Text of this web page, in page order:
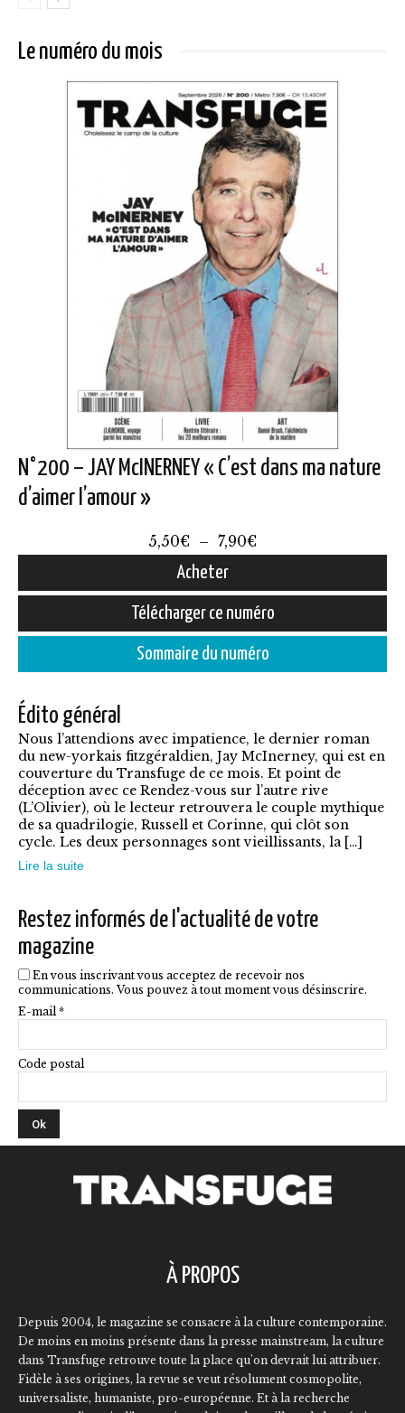
Le numéro du mois
N°200 – JAY McINERNEY « C’est dans ma nature
d’aimer l’amour »
5,50€ – 7,90€
prix :
5,50€
à
7,90€
Acheter
produit
variations.
Les
options
peuvent
être
choisies
la
page
du
produit
Télécharger ce numéro
Sommaire du numéro
Édito général
Nous l’attendions avec impatience, le dernier roman
du new-yorkais fitzgéraldien, Jay McInerney, qui est en
couverture du Transfuge de ce mois. Et point de
déception avec ce Rendez-vous sur l’autre rive
(L’Olivier), où le lecteur retrouvera le couple mythique
de sa quadrilogie, Russell et Corinne, qui clôt son
cycle. Les deux personnages sont vieillissants, la […]
Lire la suite
Restez informés de l'actualité de votre
magazine
En vous inscrivant vous acceptez de recevoir nos
communications. Vous pouvez à tout moment vous désinscrire.
E-mail *
Code postal
À PROPOS
Depuis 2004, le magazine se consacre à la culture contemporaine.
De moins en moins présente dans la presse mainstream, la culture
dans Transfuge retrouve toute la place qu'on devrait lui attribuer.
Fidèle à ses origines, la revue se veut résolument cosmopolite,
universaliste, humaniste, pro-européenne. Et à la recherche